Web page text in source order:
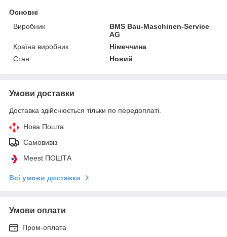
Основні
Виробник
BMS Bau-Maschinen-Service
AG
Країна виробник
Німеччина
Стан
Новий
Умови доставки
Доставка здійснюється тільки по передоплаті.
Нова Пошта
Самовивіз
Meest ПОШТА
Всі умови доставки
Умови оплати
Пром-оплата